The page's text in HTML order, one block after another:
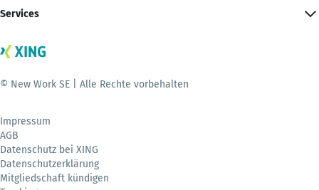
Services
© New Work SE | Alle Rechte vorbehalten
Impressum
AGB
Datenschutz bei XING
Datenschutzerklärung
Mitgliedschaft kündigen